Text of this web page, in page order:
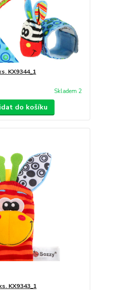
KX9344_1
Skladem 2
do košíku
KX9343_1